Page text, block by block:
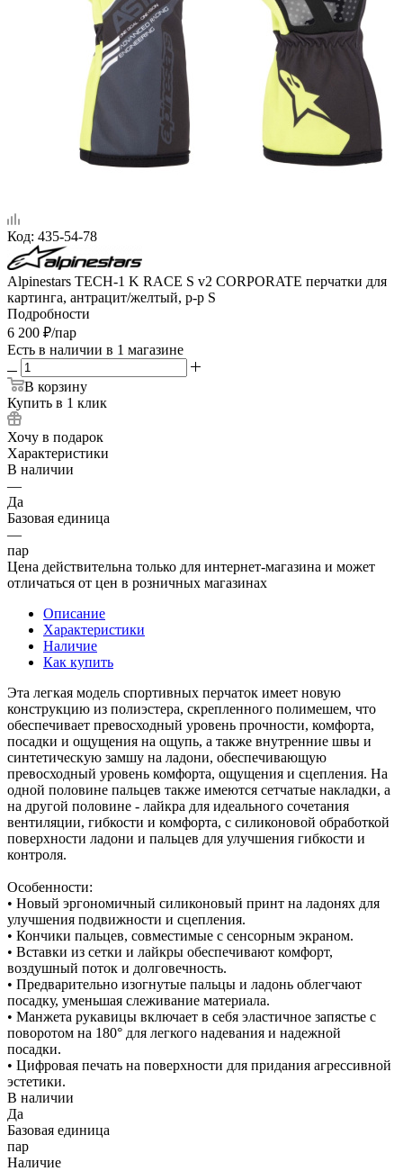
Код: 435-54-78
Alpinestars TECH-1 K RACE S v2 CORPORATE перчатки для
картинга, антрацит/желтый, р-р S
Подробности
6 200 ₽/пар
Есть в наличии в 1 магазине
В корзину
Купить в 1 клик
Хочу в подарок
Характеристики
В наличии
—
Да
Базовая единица
—
пар
Цена действительна только для интернет-магазина и может
отличаться от цен в розничных магазинах
Описание
Характеристики
Наличие
Как купить
Эта легкая модель спортивных перчаток имеет новую
конструкцию из полиэстера, скрепленного полимешем, что
обеспечивает превосходный уровень прочности, комфорта,
посадки и ощущения на ощупь, а также внутренние швы и
синтетическую замшу на ладони, обеспечивающую
превосходный уровень комфорта, ощущения и сцепления. На
одной половине пальцев также имеются сетчатые накладки, а
на другой половине - лайкра для идеального сочетания
вентиляции, гибкости и комфорта, с силиконовой обработкой
поверхности ладони и пальцев для улучшения гибкости и
контроля.
Особенности:
• Новый эргономичный силиконовый принт на ладонях для
улучшения подвижности и сцепления.
• Кончики пальцев, совместимые с сенсорным экраном.
• Вставки из сетки и лайкры обеспечивают комфорт,
воздушный поток и долговечность.
• Предварительно изогнутые пальцы и ладонь облегчают
посадку, уменьшая слеживание материала.
• Манжета рукавицы включает в себя эластичное запястье с
поворотом на 180° для легкого надевания и надежной
посадки.
• Цифровая печать на поверхности для придания агрессивной
эстетики.
В наличии
Да
Базовая единица
пар
Наличие